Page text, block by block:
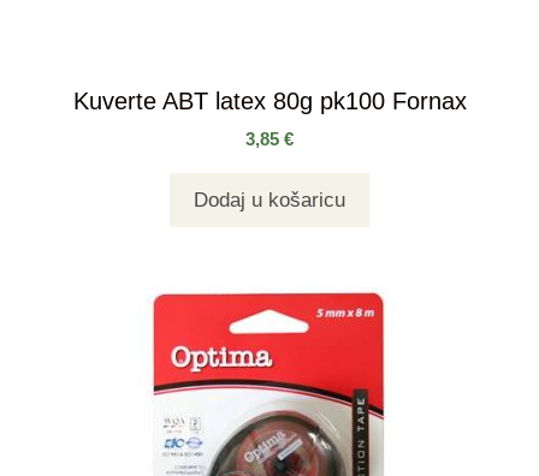
Kuverte ABT latex 80g pk100 Fornax
3,85 €
Dodaj u košaricu